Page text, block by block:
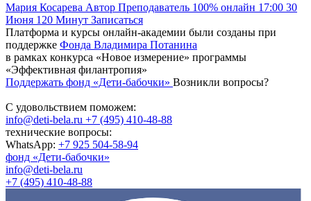
Мария Косарева Автор Преподаватель 100% онлайн 17:00 30
Июня 120 Минут Записаться
Платформа и курсы онлайн-академии были созданы при
поддержке Фонда Владимира Потанина
в рамках конкурса «Новое измерение» программы
«Эффективная филантропия»
Поддержать фонд «Дети-бабочки» Возникли вопросы?
С удовольствием поможем:
info@deti-bela.ru +7 (495) 410-48-88
технические вопросы:
WhatsApp: +7 925 504-58-94
фонд «Дети-бабочки»
info@deti-bela.ru
+7 (495) 410-48-88